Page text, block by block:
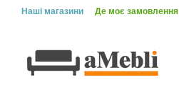
Перейти до основного контенту
Наші магазини Де моє замовлення